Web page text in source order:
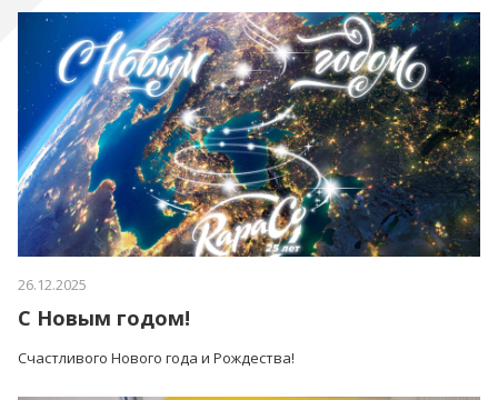
26.12.2025
С Новым годом!
Счастливого Нового года и Рождества!